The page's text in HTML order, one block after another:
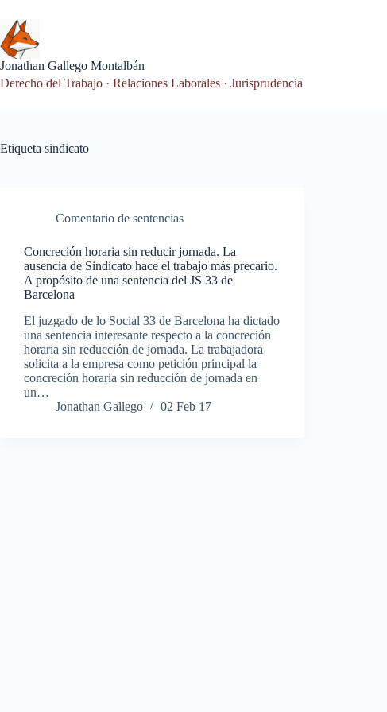
contenido
Jonathan Gallego Montalbán
Derecho del Trabajo · Relaciones Laborales · Jurisprudencia
Etiqueta sindicato
Comentario de sentencias
Concreción horaria sin reducir jornada. La
ausencia de Sindicato hace el trabajo más precario.
A propósito de una sentencia del JS 33 de
Barcelona
El juzgado de lo Social 33 de Barcelona ha dictado
una sentencia interesante respecto a la concreción
horaria sin reducción de jornada. La trabajadora
solicita a la empresa como petición principal la
concreción horaria sin reducción de jornada en
un…
Jonathan Gallego
02 Feb 17